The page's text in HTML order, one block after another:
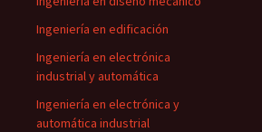
Ingeniería en edificación
Ingeniería en electrónica
industrial y automática
Ingeniería en electrónica y
automática industrial